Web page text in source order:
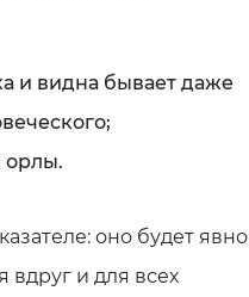
и видна бывает даже
орлы.
оно будет явно
вдруг и для всех